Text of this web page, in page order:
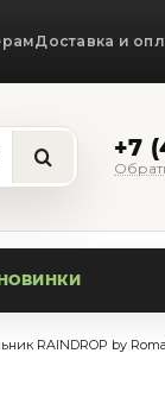
Доставка и
+7
RAINDROP by